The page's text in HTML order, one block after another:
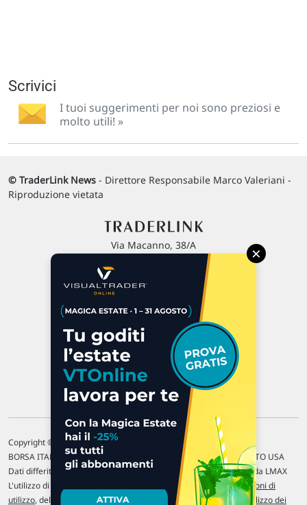
Scrivici
I tuoi suggerimenti per noi sono preziosi e
molto utili! »
© TraderLink News - Direttore Responsabile Marco Valeriani -
Riproduzione vietata
Via Macanno, 38/A
P.IVA 02 452 460 401
Chi siamo
Commenti e segnalazioni
Contattaci
Copyright © 1996-2026 Traderlink Italia s.r.l.
BORSA ITALIANA Quotazioni di borsa differite di 15 min. / MERCATO USA
Dati differiti di 15 min. (fonte Intrinio) / FOREX Quotazioni fornite da LMAX
L'utilizzo di questo sito implica l'accettazione delle nostre Condizioni di
utilizzo, del Disclaimer MAR, delle Politiche sulla privacye dell' Utilizzo dei
×